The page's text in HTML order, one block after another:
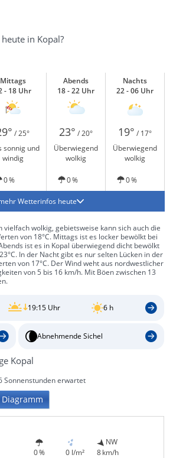
in Kopal?
Mittags
- 18 Uhr
Abends
18 - 22 Uhr
Nachts
22 - 06 Uhr
/ 25° 23° / 20° 19° / 17°
sonnig und
windig
Überwiegend
wolkig
Überwiegend
wolkig
0 % 0 % 0 %
Wetterinfos heute
vielfach wolkig, gebietsweise kann sich auch die
von 18°C. Mittags ist es locker bewölkt bei
ist es in Kopal überwiegend dicht bewölkt
In der Nacht gibt es nur selten Lücken in der
von 17°C. Der Wind weht aus nordwestlicher
von 5 bis 16 km/h. Mit Böen zwischen 13
19:15 Uhr 6 h
Abnehmende Sichel
Kopal
Sonnenstunden erwartet
Diagramm
0 % 0 l/m²
NW
8 km/h